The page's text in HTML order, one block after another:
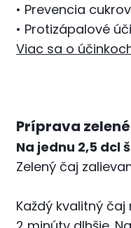
• Prevencia
• Protizápalové
Viac sa o
Príprava
Na jednu 2,5 dcl
Zelený čaj
Každý kvalitný